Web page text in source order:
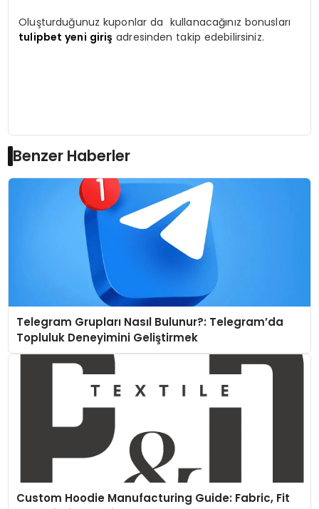
Oluşturduğunuz kuponlar da kullanacağınız bonusları
tulipbet yeni giriş adresinden takip edebilirsiniz.
Benzer Haberler
Telegram Grupları Nasıl Bulunur?: Telegram’da
Topluluk Deneyimini Geliştirmek
Custom Hoodie Manufacturing Guide: Fabric, Fit